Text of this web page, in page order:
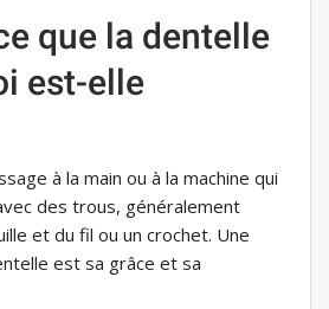
que la dentelle
est-elle
à la main ou à la machine qui
des trous, généralement
et du fil ou un crochet. Une
est sa grâce et sa